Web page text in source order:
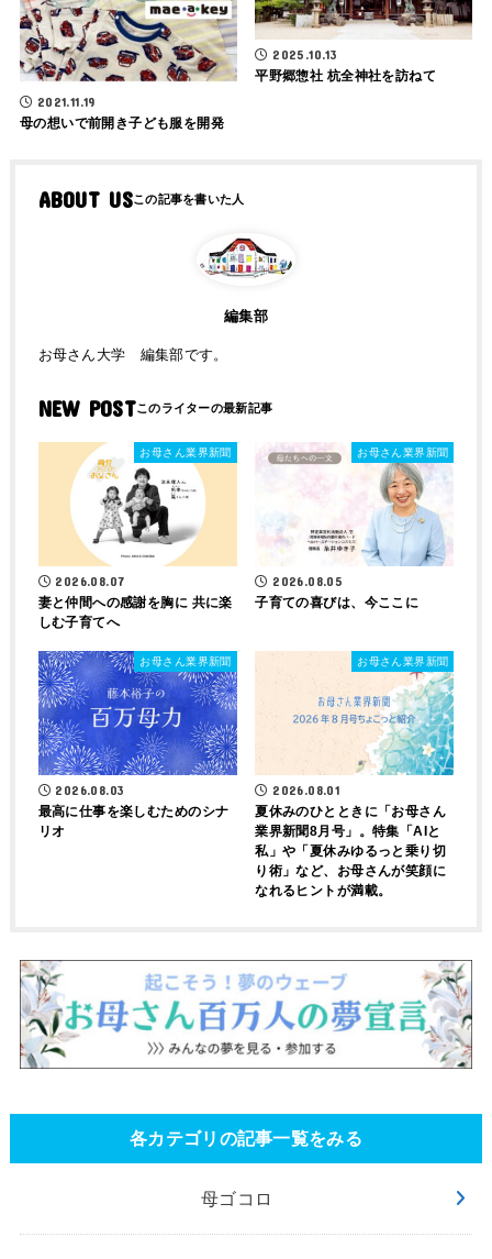
2021.11.19
母の想いで前開き子ども服を開発
2025.10.13
平野郷惣社 杭全神社を訪ねて
ABOUT US
編集部
お母さん大学 編集部です。
NEW POST
お母さん業界新聞
2026.08.07
妻と仲間への感謝を胸に 共に楽
しむ子育てへ
お母さん業界新聞
2026.08.05
子育ての喜びは、今ここに
お母さん業界新聞
2026.08.03
最高に仕事を楽しむためのシナ
リオ
お母さん業界新聞
2026.08.01
夏休みのひとときに「お母さん
業界新聞8月号」。特集「AIと
私」や「夏休みゆるっと乗り切
り術」など、お母さんが笑顔に
なれるヒントが満載。
各カテゴリの記事一覧をみる
母ゴコロ